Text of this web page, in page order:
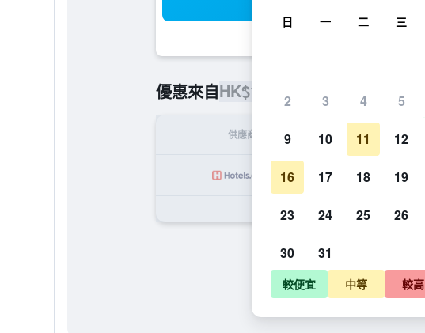
優惠來自HK$1,066
供應商 每晚總額
HK$1,066
日 一 二 三
2 3 4 5
9 10 11 12
16 17 18 19
23 24 25 26
30 31
較便宜 中等 較高